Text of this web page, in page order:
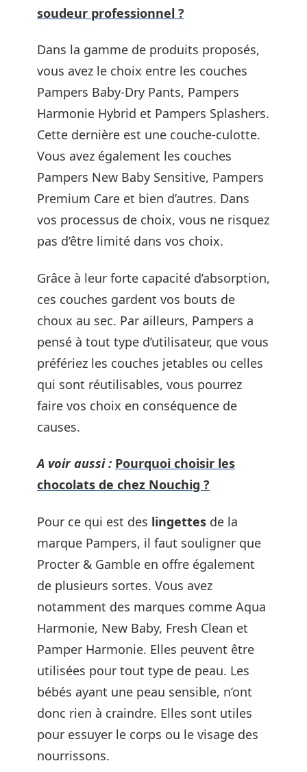
soudeur professionnel ?
Dans la gamme de produits proposés,
vous avez le choix entre les couches
Pampers Baby-Dry Pants, Pampers
Harmonie Hybrid et Pampers Splashers.
Cette dernière est une couche-culotte.
Vous avez également les couches
Pampers New Baby Sensitive, Pampers
Premium Care et bien d’autres. Dans
vos processus de choix, vous ne risquez
pas d’être limité dans vos choix.
Grâce à leur forte capacité d’absorption,
ces couches gardent vos bouts de
choux au sec. Par ailleurs, Pampers a
pensé à tout type d’utilisateur, que vous
préfériez les couches jetables ou celles
qui sont réutilisables, vous pourrez
faire vos choix en conséquence de
causes.
A voir aussi : Pourquoi choisir les
chocolats de chez Nouchig ?
Pour ce qui est des lingettes de la
marque Pampers, il faut souligner que
Procter & Gamble en offre également
de plusieurs sortes. Vous avez
notamment des marques comme Aqua
Harmonie, New Baby, Fresh Clean et
Pamper Harmonie. Elles peuvent être
utilisées pour tout type de peau. Les
bébés ayant une peau sensible, n’ont
donc rien à craindre. Elles sont utiles
pour essuyer le corps ou le visage des
nourrissons.